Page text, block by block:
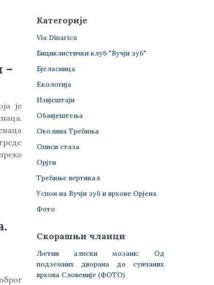
–
је
Категорије
Via Dinarica
Бициклистички клуб "Вучји зуб"
Бјеласница
Екологија
Извјештаји
Обавјештења
Околина Требиња
Описи стаза
Орјен
Требиње вертикал
Успон на Вучји зуб и врхове Орјена
Фото
Скорашњи чланци
Љетни алпски мозаик: Од
подземних дворана до сунчаних
врхова Словеније (ФОТО)